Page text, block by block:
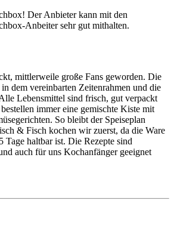
Der Anbieter kann mit den
Anbeiter sehr gut mithalten.
mittlerweile große Fans geworden. Die
dem vereinbarten Zeitenrahmen und die
Lebensmittel sind frisch, gut verpackt
immer eine gemischte Kiste mit
So bleibt der Speiseplan
& Fisch kochen wir zuerst, da die Ware
Tage haltbar ist. Die Rezepte sind
auch für uns Kochanfänger geeignet